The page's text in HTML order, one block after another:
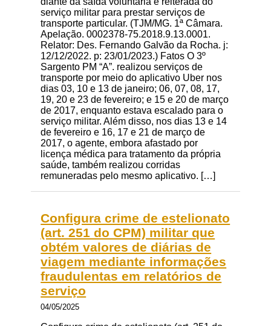
serviço militar para prestar serviços de
transporte particular. (TJM/MG. 1ª Câmara.
Apelação. 0002378-75.2018.9.13.0001.
Relator: Des. Fernando Galvão da Rocha. j:
12/12/2022. p: 23/01/2023.) Fatos O 3º
Sargento PM “A”. realizou serviços de
transporte por meio do aplicativo Uber nos
dias 03, 10 e 13 de janeiro; 06, 07, 08, 17,
19, 20 e 23 de fevereiro; e 15 e 20 de março
de 2017, enquanto estava escalado para o
serviço militar. Além disso, nos dias 13 e 14
de fevereiro e 16, 17 e 21 de março de
2017, o agente, embora afastado por
licença médica para tratamento da própria
saúde, também realizou corridas
remuneradas pelo mesmo aplicativo. […]
Configura crime de estelionato
(art. 251 do CPM) militar que
obtém valores de diárias de
viagem mediante informações
fraudulentas em relatórios de
serviço
04/05/2025